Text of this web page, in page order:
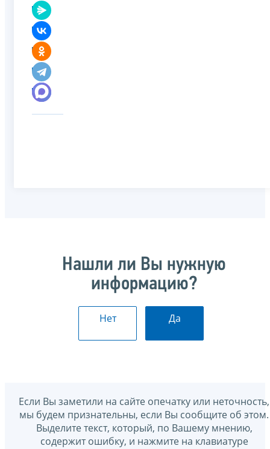
Нашли ли Вы нужную
информацию?
Нет Да
Если Вы заметили на сайте опечатку или неточность,
мы будем признательны, если Вы сообщите об этом.
Выделите текст, который, по Вашему мнению,
содержит ошибку, и нажмите на клавиатуре